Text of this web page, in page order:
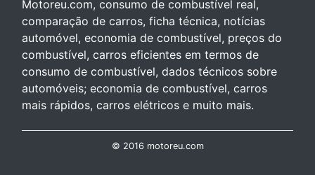
Motoreu.com, consumo de combustível real,
comparação de carros, ficha técnica, notícias
automóvel, economia de combustível, preços do
combustível, carros eficientes em termos de
consumo de combustível, dados técnicos sobre
automóveis; economia de combustível, carros
mais rápidos, carros elétricos e muito mais.
© 2016 motoreu.com